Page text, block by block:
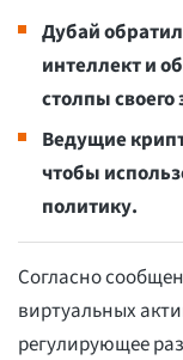
Дубай
интеллект и
столпы своего
Ведущие
чтобы
политику.
Согласно
виртуальных
регулирующее